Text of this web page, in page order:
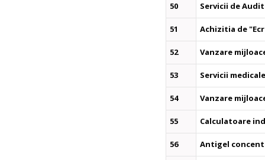
50 Servicii de
51 Achizitia de
52 Vanzare
53 Servicii
54 Vanzare
55 Calculatoare
56 Antigel